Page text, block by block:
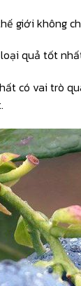
giới không
quả tốt
có vai trò